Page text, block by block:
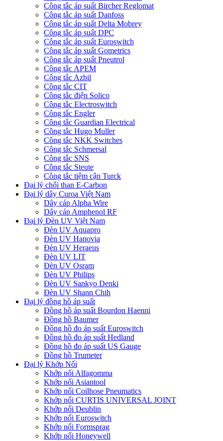
Công tắc áp suất Bircher Reglomat
Công tắc áp suất Danfoss
Công tắc áp suất Delta Mobrey
Công tắc áp suất DPC
Công tắc áp suất Euroswitch
Công tắc áp suất Gometrics
Công tắc áp suất Pneutrol
Công tắc APEM
Công tắc Azbil
Công tắc CIT
Công tắc điện Solico
Công tắc Electroswitch
Công tắc Engler
Công tắc Guardian Electrical
Công tắc Hugo Muller
Công tắc NKK Switches
Công tắc Schmersal
Công tắc SNS
Công tắc Steute
Công tắc tiệm cận Turck
Đại lý chổi than E-Carbon
Đại lý dây Curoa Việt Nam
Dây cáp Alpha Wire
Dây cáp Amphenol RF
Đại lý Đèn UV Việt Nam
Đèn UV Aquapro
Đèn UV Hanovia
Đèn UV Heraeus
Đèn UV LIT
Đèn UV Osram
Đèn UV Philips
Đèn UV Sankyo Denki
Đèn UV Shann Chih
Đại lý đồng hồ áp suất
Đồng hồ áp suất Bourdon Haenni
Đồng hồ Baumer
Đồng hồ đo áp suất Euroswitch
Đồng hồ đo áp suất Hedland
Đồng hồ đo áp suất US Gauge
Đồng hồ Trumeter
Đại lý Khớp Nối
Khớp nối Alfagomma
Khớp nối Asiantool
Khớp nối Coilhose Pneumatics
Khớp nối CURTIS UNIVERSAL JOINT
Khớp nối Deublin
Khớp nối Euroswitch
Khớp nối Formsprag
Khớp nối Honeywell